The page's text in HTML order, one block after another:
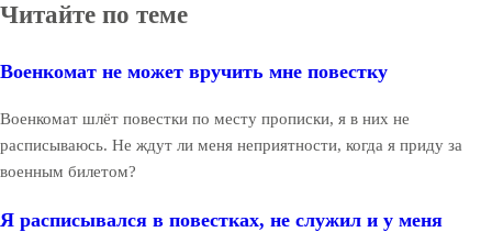
Читайте по теме
Военкомат не может вручить мне повестку
Военкомат шлёт повестки по месту прописки, я в них не
расписываюсь. Не ждут ли меня неприятности, когда я приду за
военным билетом?
Я расписывался в повестках, не служил и у меня